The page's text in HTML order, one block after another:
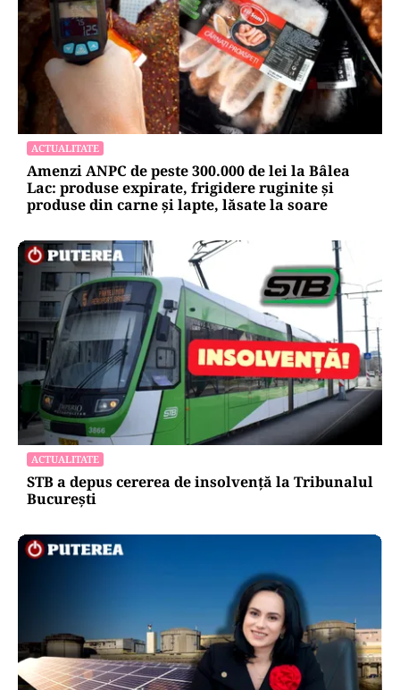
ACTUALITATE
Amenzi ANPC de peste 300.000 de lei la Bâlea
Lac: produse expirate, frigidere ruginite și
produse din carne și lapte, lăsate la soare
ACTUALITATE
STB a depus cererea de insolvență la Tribunalul
București